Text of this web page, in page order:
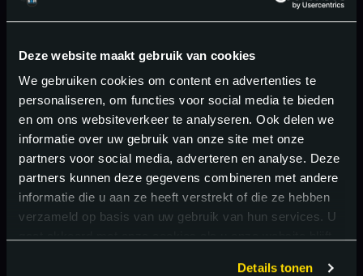
Deze website maakt gebruik van cookies
We gebruiken cookies om content en advertenties te
personaliseren, om functies voor social media te bieden
en om ons websiteverkeer te analyseren. Ook delen we
informatie over uw gebruik van onze site met onze
partners voor social media, adverteren en analyse. Deze
partners kunnen deze gegevens combineren met andere
informatie die u aan ze heeft verstrekt of die ze hebben
verzameld op basis van uw gebruik van hun services. U
Details tonen